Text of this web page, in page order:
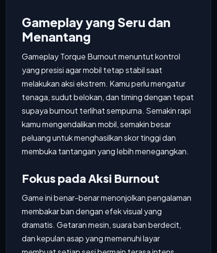
Gameplay yang Seru dan
Menantang
Gameplay Torque Burnout menuntut kontrol
yang presisi agar mobil tetap stabil saat
melakukan aksi ekstrem. Kamu perlu mengatur
tenaga, sudut belokan, dan timing dengan tepat
supaya burnout terlihat sempurna. Semakin rapi
kamu mengendalikan mobil, semakin besar
peluang untuk menghasilkan skor tinggi dan
membuka tantangan yang lebih menegangkan.
Fokus pada Aksi Burnout
Game ini benar-benar menonjolkan pengalaman
membakar ban dengan efek visual yang
dramatis. Getaran mesin, suara ban berdecit,
dan kepulan asap yang memenuhi layar